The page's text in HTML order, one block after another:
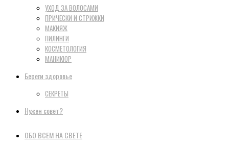
УХОД ЗА ВОЛОСАМИ
ПРИЧЕСКИ И СТРИЖКИ
МАКИЯЖ
ПИЛИНГИ
КОСМЕТОЛОГИЯ
МАНИКЮР
Береги здоровье
СЕКРЕТЫ
Нужен совет?
ОБО ВСЕМ НА СВЕТЕ